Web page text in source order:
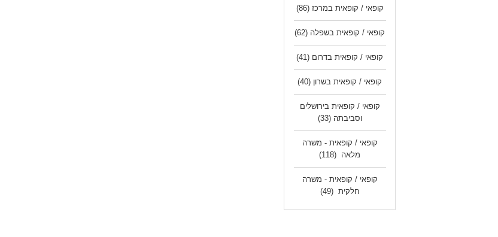
קופאי / קופאית במרכז (86)
קופאי / קופאית בשפלה (62)
קופאי / קופאית בדרום (41)
קופאי / קופאית בשרון (40)
קופאי / קופאית בירושלים
וסביבתה (33)
קופאי / קופאית - משרה
מלאה (118)
קופאי / קופאית - משרה
חלקית (49)